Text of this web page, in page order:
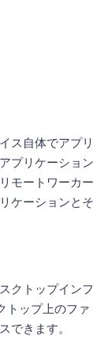
ス自体でアプリ
プリケーション
モートワーカー
ケーションとそ
クトップインフ
トップ上のファ
できます。